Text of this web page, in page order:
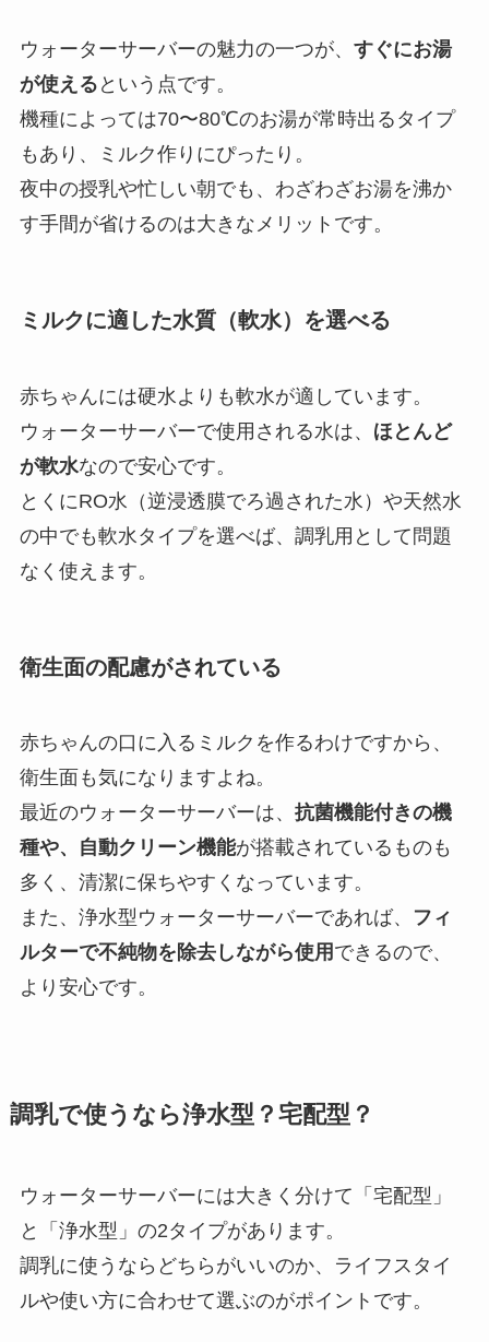
ウォーターサーバーの魅力の一つが、 すぐにお湯
が使える という点です。
機種によっては70〜80℃のお湯が常時出るタイプ
もあり、ミルク作りにぴったり。
夜中の授乳や忙しい朝でも、わざわざお湯を沸か
す手間が省けるのは大きなメリットです。
ミルクに適した水質（軟水）を選べる
赤ちゃんには硬水よりも軟水が適しています。
ウォーターサーバーで使用される水は、 ほとんど
が軟水なので安心です。
とくにRO水（逆浸透膜でろ過された水）や天然水
の中でも軟水タイプを選べば、調乳用として問題
なく使えます。
衛生面の配慮がされている
赤ちゃんの口に入るミルクを作るわけですから、
衛生面も気になりますよね。
最近のウォーターサーバーは、 抗菌機能付きの機
種や、自動クリーン機能が搭載されているものも
多く、清潔に保ちやすくなっています。
また、浄水型ウォーターサーバーであれば、
フィ
ルターで不純物を除去しながら使用 できるので、
より安心です。
調乳で使うなら浄水型？宅配型？
ウォーターサーバーには大きく分けて「宅配型」
と「浄水型」の2タイプがあります。
調乳に使うならどちらがいいのか、ライフスタイ
ルや使い方に合わせて選ぶのがポイントです。